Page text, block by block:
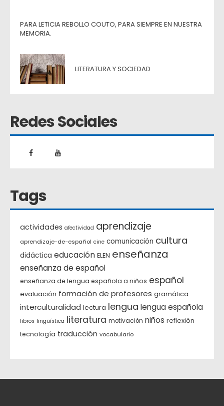
PARA LETICIA REBOLLO COUTO, PARA SIEMPRE EN NUESTRA
MEMORIA.
LITERATURA Y SOCIEDAD
Redes Sociales
Tags
actividades afectividad aprendizaje
aprendizaje-de-español cine comunicación cultura
didáctica educación ELEN enseñanza
enseñanza de español
enseñanza de lengua española a niños español
evaluación formación de profesores gramática
interculturalidad lectura lengua lengua española
libros lingüística literatura motivación niños reflexión
tecnología traducción vocabulario